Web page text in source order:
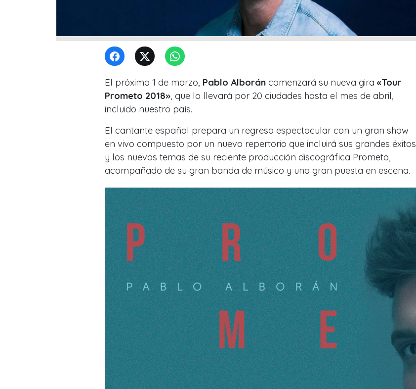
El próximo 1 de marzo, Pablo Alborán comenzará su nueva gira «Tour
Prometo 2018», que lo llevará por 20 ciudades hasta el mes de abril,
incluido nuestro país.
El cantante español prepara un regreso espectacular con un gran show
en vivo compuesto por un nuevo repertorio que incluirá sus grandes éxitos
y los nuevos temas de su reciente producción discográfica Prometo,
acompañado de su gran banda de músico y una gran puesta en escena.